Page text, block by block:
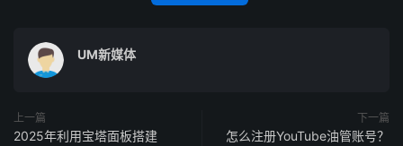
UM新媒体
上一篇
2025年利用宝塔面板搭建
下一篇
怎么注册YouTube油管账号？